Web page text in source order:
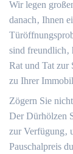
Wir legen
danach‚ Ihnen
sind
Rat und Tat zur
zu Ihrer
Zögern Sie
Der Dürhölzen
zur Verfügung‚
Pauschalpreis